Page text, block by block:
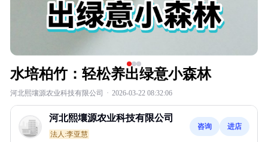
水培柏竹：轻松养出绿意小森林
河北熙壤源农业科技有限公司 · 2026-03-22 08:32:06
河北熙壤源农业科技有限公司
法人:李亚慧
咨询 进店